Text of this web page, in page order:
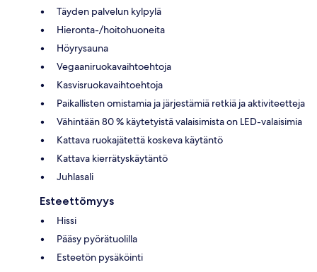
Täyden palvelun kylpylä
Hieronta-/hoitohuoneita
Höyrysauna
Vegaaniruokavaihtoehtoja
Kasvisruokavaihtoehtoja
Paikallisten omistamia ja järjestämiä retkiä ja aktiviteetteja
Vähintään 80 % käytetyistä valaisimista on LED-valaisimia
Kattava ruokajätettä koskeva käytäntö
Kattava kierrätyskäytäntö
Juhlasali
Esteettömyys
Hissi
Pääsy pyörätuolilla
Esteetön pysäköinti